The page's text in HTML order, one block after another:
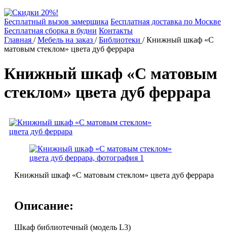
Бесплатный вызов замерщика Бесплатная доставка по Москве
Бесплатная сборка в будни Контакты
Главная /Мебель на заказ /Библиотеки /Книжный шкаф «С
матовым стеклом» цвета дуб феррара
Книжный шкаф «С матовым
стеклом» цвета дуб феррара
Книжный шкаф «С матовым стеклом» цвета дуб феррара
Описание:
Шкаф библиотечный (модель L3)